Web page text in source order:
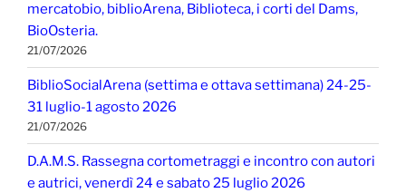
mercatobio, biblioArena, Biblioteca, i corti del Dams,
BioOsteria.
21/07/2026
BiblioSocialArena (settima e ottava settimana) 24-25-
31 luglio-1 agosto 2026
21/07/2026
D.A.M.S. Rassegna cortometraggi e incontro con autori
e autrici, venerdì 24 e sabato 25 luglio 2026